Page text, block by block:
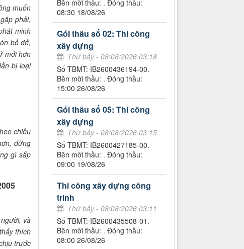
muốn
phải,
minh
bỏ dở,
mới hơn
bị loại
chiều
đừng
gì sắp
và
thích
trước
Bên mời thầu: . Đóng thầu:
08:30 18/08/26
Gói thầu số 02: Thi công
xây dựng
Thứ bảy - 08/08/2026 03:18
Số TBMT: IB2600436194-00.
Bên mời thầu: . Đóng thầu:
15:00 26/08/26
Gói thầu số 05: Thi công
xây dựng
Thứ bảy - 08/08/2026 03:15
Số TBMT: IB2600427185-00.
Bên mời thầu: . Đóng thầu:
09:00 19/08/26
Thi công xây dựng công
trình
Thứ bảy - 08/08/2026 03:11
Số TBMT: IB2600435508-01.
Bên mời thầu: . Đóng thầu:
08:00 26/08/26